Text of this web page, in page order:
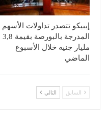
إيبيكو تتصدر تداولات الأسهم
المدرجة بالبورصة بقيمة 3,8
مليار جنيه خلال الأسبوع
الماضي
السابق التالي